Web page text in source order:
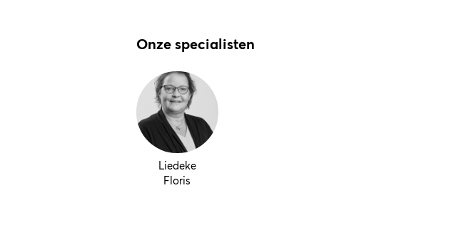
Onze specialisten
Liedeke
Floris